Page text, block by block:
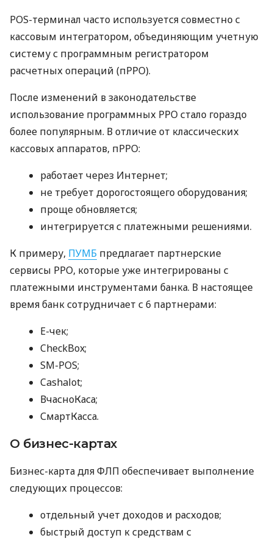
POS-терминал часто используется совместно с
кассовым интегратором, объединяющим учетную
систему с программным регистратором
расчетных операций (пРРО).
После изменений в законодательстве
использование программных РРО стало гораздо
более популярным. В отличие от классических
кассовых аппаратов, пРРО:
работает через Интернет;
не требует дорогостоящего оборудования;
проще обновляется;
интегрируется с платежными решениями.
К примеру, ПУМБ предлагает партнерские
сервисы РРО, которые уже интегрированы с
платежными инструментами банка. В настоящее
время банк сотрудничает с 6 партнерами:
E-чек;
CheckBox;
SM-POS;
Cashalot;
ВчасноКаса;
СмартКасса.
О бизнес-картах
Бизнес-карта для ФЛП обеспечивает выполнение
следующих процессов:
отдельный учет доходов и расходов;
быстрый доступ к средствам с